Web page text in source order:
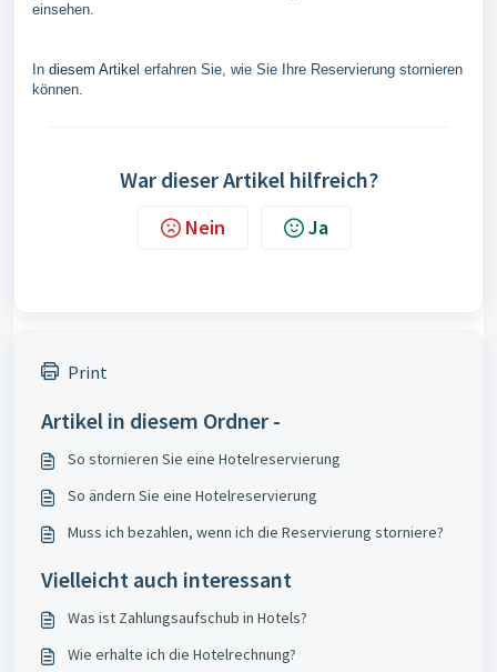
einsehen.
In diesem Artike l erfahren Sie, wie Sie Ihre Reservierung stornieren
können.
War dieser Artikel hilfreich?
Nein Ja
Print
Artikel in diesem Ordner -
So stornieren Sie eine Hotelreservierung
So ändern Sie eine Hotelreservierung
Muss ich bezahlen, wenn ich die Reservierung storniere?
Vielleicht auch interessant
Was ist Zahlungsaufschub in Hotels?
Wie erhalte ich die Hotelrechnung?